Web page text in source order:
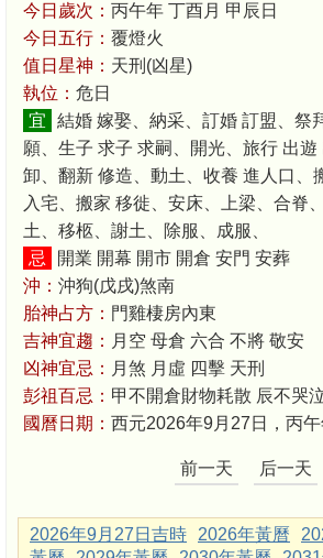
今日歲次： 丙午年 丁酉月 甲辰日
今日五行： 覆燈火
值日星神： 天刑(凶星)
執位： 危日
宜
結婚 嫁娶、納采、訂婚 訂盟、祭
願、生子 求子 求嗣、開光、旅行 出
卸、翻新 修造、動土、收養 進人口、
入宅、搬家 移徙、安床、上梁、合脊
土、移柩、謝土、除服、成服、
忌
開業 開幕 開市 開倉 安門 安葬
沖： 沖狗(戊戌)煞南
胎神占方： 門雞棲房內東
吉神宜趨： 月空 母倉 六合 不將 敬安
凶神宜忌： 月煞 月虛 四擊 天刑
彭祖百忌： 甲不開倉財物耗散 辰不哭
國曆日期： 西元2026年9月27日，丙
前一天 后一天
2026年9月27日吉時 2026年黃曆